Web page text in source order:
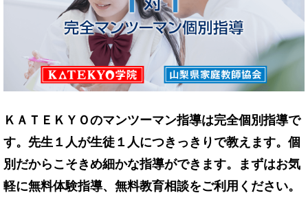
ＫＡＴＥＫＹＯのマンツーマン指導は完全個別指導で
す。先生１人が生徒１人につきっきりで教えます。個
別だからこそきめ細かな指導ができます。まずはお気
軽に無料体験指導、無料教育相談をご利用ください。